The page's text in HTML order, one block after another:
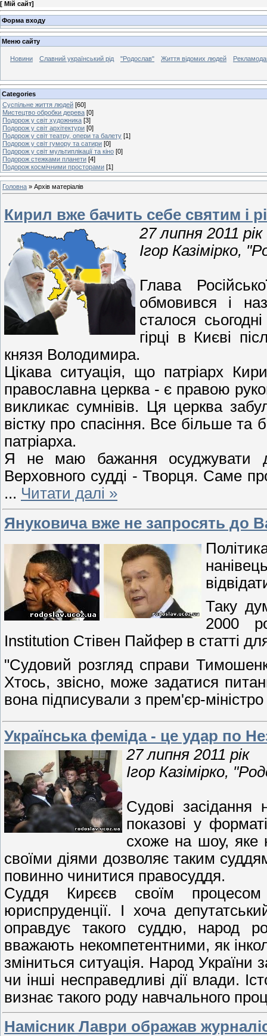
[ Мій сайт]
Форма входу
Меню сайту
Новини Славний український рід "Родослав" Життя відомих людей
Categories
Суспільне життя людей [60]
Мистецтво обробки дерева [0]
Подорож у світ художника [3]
Подорож у світ архітектури [0]
Подорож у світ театру, опери та балету [1]
Подорож у світ гумору та сатири [0]
Подорож у світ мультиплікації та кіно [0]
Подорож стежками планети [4]
Подорож космічними просторами [1]
Головна » Архів матеріалів
Кирил вже бачить себе святим і
27 липня 2011 рік
Ігор Казімірко,
Глава
обмовився і
сталося
гірці в Києві
князя Володимира.
Цікава ситуація, що патріарх
православна церква - є правою
викликає сумнівів. Ця церква
вістку про спасіння. Все більше та
патріарха.
Я не маю бажання осуджувати
Верховного судді - Творця. Саме
... Читати далі »
Януковича вже не запросять до
Таку
2000
Institution Стівен Пайфер в статті
"Судовий розгляд справи
Хтось, звісно, може задатися
вона підписували з прем'єр-міністро
Українська феміда - це удар по
27 липня 2011 рік
Ігор Казімірко,
Судові
показові у
схоже на шоу, яке
своїми діями дозволяє таким
повинно чинитися правосуддя.
Суддя Кирєєв своїм
юриспруденції. І хоча
оправдує такого суддю, народ
вважають некомпетентними, як
зміниться ситуація. Народ України
чи інші несправедливі дії влади.
визнає такого роду навчального
Намісник Лаври ображав